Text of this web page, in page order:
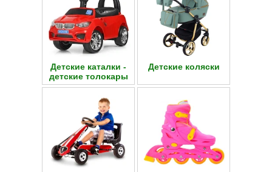
Детские каталки -
детские толокары
Детские коляски